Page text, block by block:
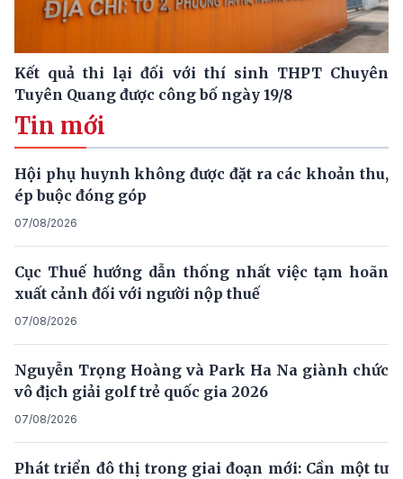
Kết quả thi lại đối với thí sinh THPT Chuyên
Tuyên Quang được công bố ngày 19/8
Tin mới
Hội phụ huynh không được đặt ra các khoản thu,
ép buộc đóng góp
07/08/2026
Cục Thuế hướng dẫn thống nhất việc tạm hoãn
xuất cảnh đối với người nộp thuế
07/08/2026
Nguyễn Trọng Hoàng và Park Ha Na giành chức
vô địch giải golf trẻ quốc gia 2026
07/08/2026
Phát triển đô thị trong giai đoạn mới: Cần một tư